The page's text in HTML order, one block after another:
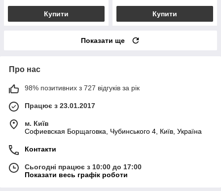
Купити Купити
Показати ще
Про нас
98% позитивних з 727 відгуків за рік
Працює з 23.01.2017
м. Київ
Софиевская Борщаговка, Чубинського 4, Київ, Україна
Контакти
Сьогодні працює з 10:00 до 17:00
Показати весь графік роботи